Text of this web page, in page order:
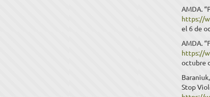
AMDA.
https://
el 6 de
AMDA.
https://
octubre
Stop